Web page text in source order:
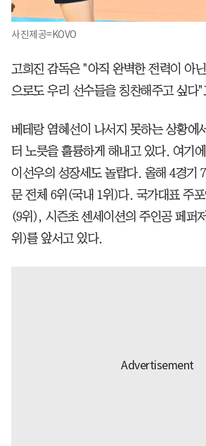
사진제공=KOVO
고희진 감독은 "아직 완벽한 전력이 아
으로도 우리 선수들을 칭찬해주고 싶다"
베테랑 염혜선이 나서지 못하는 상황에
터 노릇을 훌륭하게 해내고 있다. 여기
이선우의 성장세도 놀랍다. 올해 4경기
문 전체 6위(국내 1위)다. 국가대표 주
(9위), 시즌초 센세이션의 주인공 페퍼
위)를 앞서고 있다.